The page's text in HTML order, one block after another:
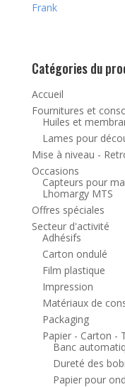
Frank
Catégories du
Accueil
Fournitures et
Huiles et
Lames pour
Mise à niveau -
Occasions
Capteurs pour
Lhomargy MTS
Offres spéciales
Secteur d'activité
Adhésifs
Carton ondulé
Film plastique
Impression
Matériaux de
Packaging
Papier - Carton -
Banc
Dureté des
Papier pour